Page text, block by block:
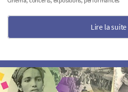
Lire la suite